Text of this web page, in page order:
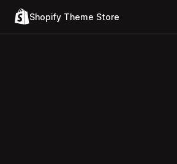
Shopify Theme Store